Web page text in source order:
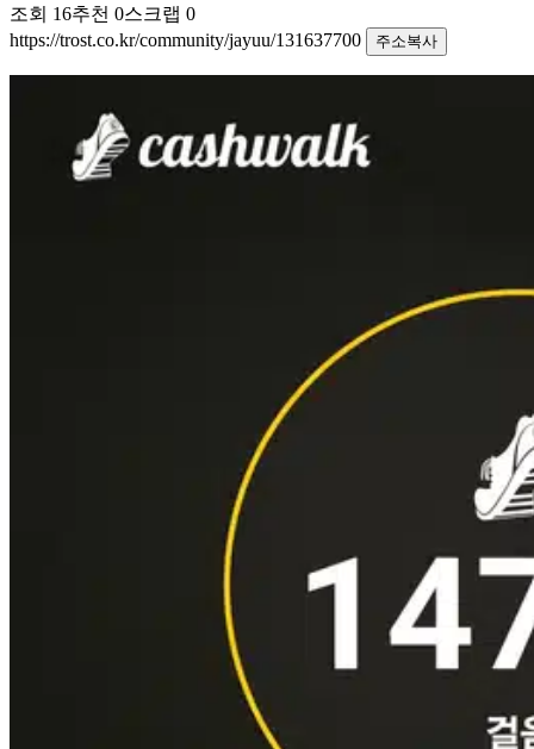
조회 16추천 0스크랩 0
https://trost.co.kr/community/jayuu/131637700
주소복사